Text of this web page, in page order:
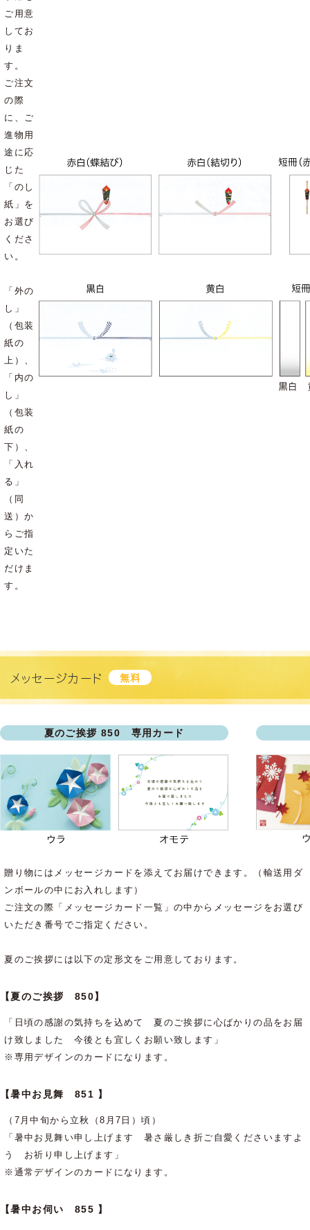
ご用意
してお
りま
す。
ご注文
の際
に、ご
進物用
途に応
じた
「のし
紙」を
お選び
くださ
い。
「外の
し」
（包装
紙の
上）、
「内の
し」
（包装
紙の
下）、
「入れ
る」
（同
送）か
らご指
定いた
だけま
す。
メッセージカード 無料
夏のご挨拶 850 専用カード
贈り物にはメッセージカードを添えてお届けできます。（輸送用ダ
ンボールの中にお入れします）
ご注文の際「メッセージカード一覧」の中からメッセージをお選び
いただき番号でご指定ください。
夏のご挨拶には以下の定形文をご用意しております。
【夏のご挨拶 850】
「日頃の感謝の気持ちを込めて 夏のご挨拶に心ばかりの品をお届
け致しました 今後とも宜しくお願い致します」
※専用デザインのカードになります。
【暑中お見舞 851 】
（7月中旬から立秋（8月7日）頃）
「暑中お見舞い申し上げます 暑さ厳しき折ご自愛くださいますよ
う お祈り申し上げます」
※通常デザインのカードになります。
【暑中お伺い 855 】